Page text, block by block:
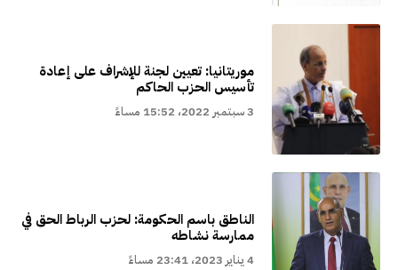
موريتانيا: تعيين لجنة للإشراف على إعادة
تأسيس الحزب الحاكم
3 سبتمبر 2022، 15:52 مساءً
الناطق باسم الحكومة: لحزب الرباط الحق في
ممارسة نشاطه
4 يناير 2023، 23:41 مساءً